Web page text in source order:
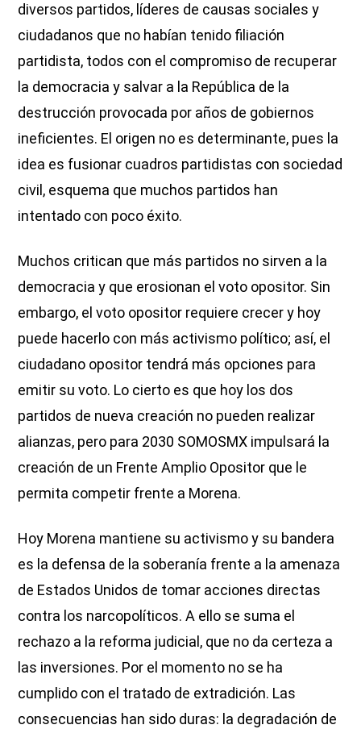
diversos partidos, líderes de causas sociales y
ciudadanos que no habían tenido filiación
partidista, todos con el compromiso de recuperar
la democracia y salvar a la República de la
destrucción provocada por años de gobiernos
ineficientes. El origen no es determinante, pues la
idea es fusionar cuadros partidistas con sociedad
civil, esquema que muchos partidos han
intentado con poco éxito.
Muchos critican que más partidos no sirven a la
democracia y que erosionan el voto opositor. Sin
embargo, el voto opositor requiere crecer y hoy
puede hacerlo con más activismo político; así, el
ciudadano opositor tendrá más opciones para
emitir su voto. Lo cierto es que hoy los dos
partidos de nueva creación no pueden realizar
alianzas, pero para 2030 SOMOSMX impulsará la
creación de un Frente Amplio Opositor que le
permita competir frente a Morena.
Hoy Morena mantiene su activismo y su bandera
es la defensa de la soberanía frente a la amenaza
de Estados Unidos de tomar acciones directas
contra los narcopolíticos. A ello se suma el
rechazo a la reforma judicial, que no da certeza a
las inversiones. Por el momento no se ha
cumplido con el tratado de extradición. Las
consecuencias han sido duras: la degradación de